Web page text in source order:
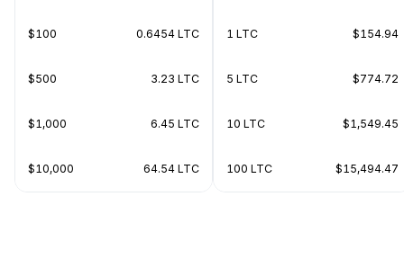
$100 0.6454 LTC
$500 3.23 LTC
$1,000 6.45 LTC
$10,000 64.54 LTC
1 LTC $154.94
5 LTC $774.72
10 LTC $1,549.45
100 LTC $15,494.47